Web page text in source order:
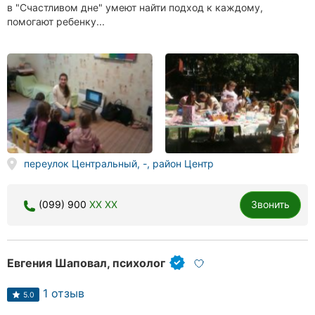
в "Счастливом дне" умеют найти подход к каждому,
помогают ребенку...
переулок Центральный, -, район Центр
(099) 900 XX XX Звонить
Евгения Шаповал, психолог
5.0 1 отзыв